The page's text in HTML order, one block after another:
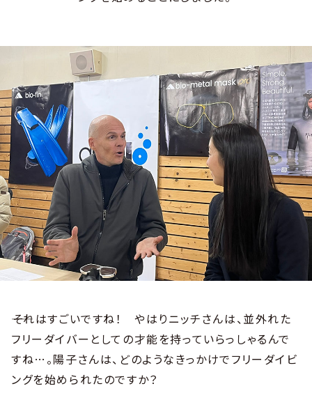
――それはすごいですね！ やはりニッチさんは、並外れた
フリーダイバーとしての才能を持っていらっしゃるんで
すね…。陽子さんは、どのようなきっかけでフリーダイビ
ングを始められたのですか？